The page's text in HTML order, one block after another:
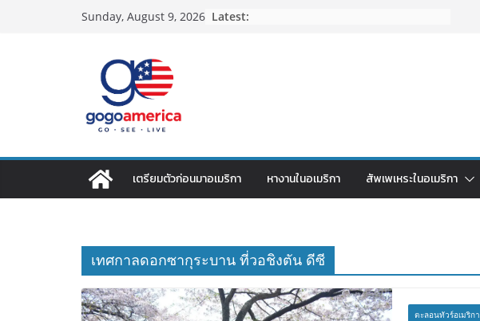
Sunday, August 9, 2026 Latest:
เตรียมตัวก่อนมาอเมริกา หางานในอเมริกา สัพเพเหระในอเมริกา
เทศกาลดอกซากุระบาน ที่วอชิงตัน ดีซี
ตะลอนทัวร์อเมริกา